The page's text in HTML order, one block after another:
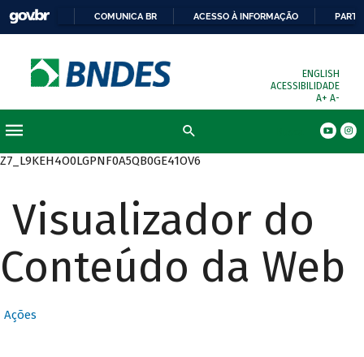
COMUNICA BR ACESSO À INFORMAÇÃO
ENGLISH
ACESSIBILIDADE
A+ A-
Z7_L9KEH4O0LGPNF0A5QB0GE41OV6
Visualizador do
Conteúdo da Web
Ações